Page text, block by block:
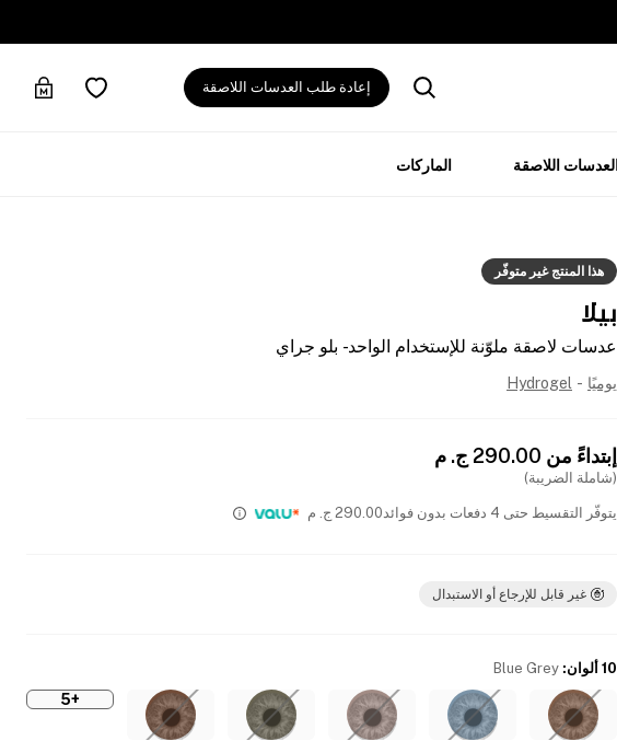
إعادة طلب العدسات اللاصقة
العدسات اللاصقة الماركات
هذا المنتج غير متوفّر
بيلا
عدسات لاصقة ملوّنة للإستخدام الواحد - بلو جراي
يوميًا -
Hydrogel
إبتداءً من 290.00 ج. م
(شاملة الضريبة)
يتوفّر التقسيط حتى 4 دفعات بدون فوائد 290.00 ج. م
غير قابل للإرجاع أو الاستبدال
10 ألوان :
Blue Grey
+5